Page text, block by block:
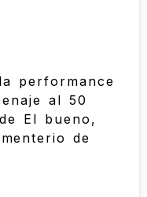
performance
al 50
El bueno,
de